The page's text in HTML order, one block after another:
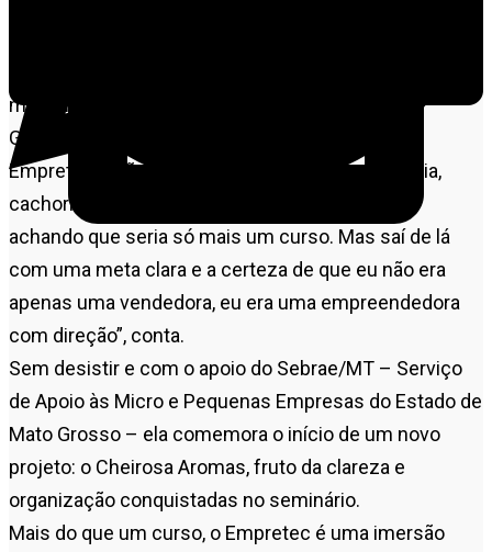
manter o negócio vivo.
Giselia também relutou em fazer o Seminário
Empretec. “Não queria fechar a loja, deixar família,
cachorro, nada. Fui quase ‘forçada’ a participar,
achando que seria só mais um curso. Mas saí de lá
com uma meta clara e a certeza de que eu não era
apenas uma vendedora, eu era uma empreendedora
com direção”, conta.
Sem desistir e com o apoio do Sebrae/MT – Serviço
de Apoio às Micro e Pequenas Empresas do Estado de
Mato Grosso – ela comemora o início de um novo
projeto: o Cheirosa Aromas, fruto da clareza e
organização conquistadas no seminário.
Mais do que um curso, o Empretec é uma imersão